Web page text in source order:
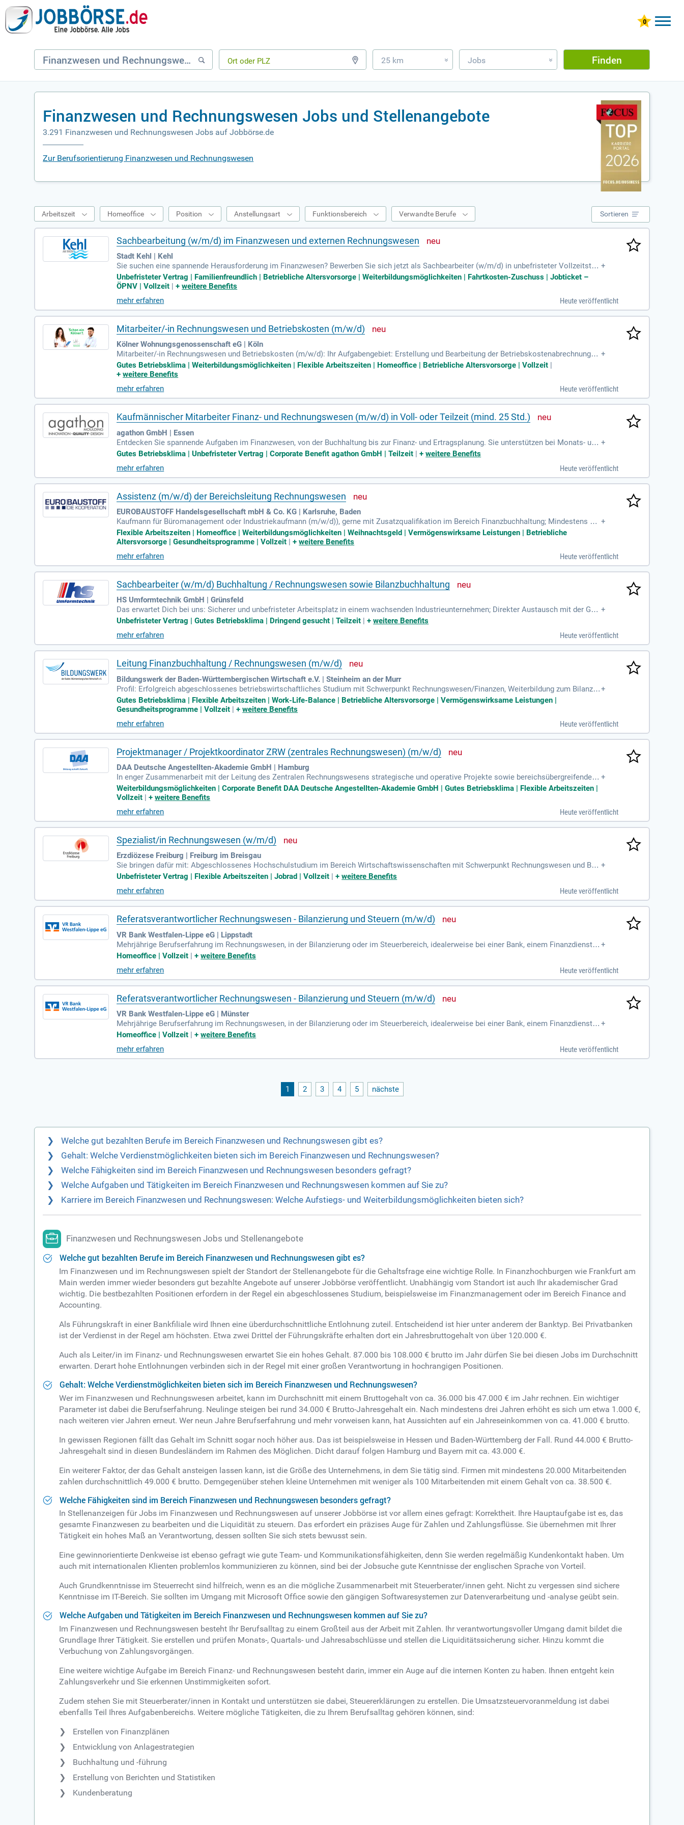
25 km » Jobs » Finden
Finanzwesen und Rechnungswesen Jobs und Stellenangebote
3.291 Finanzwesen und Rechnungswesen Jobs auf Jobbörse.de
Zur Berufsorientierung Finanzwesen und Rechnungswesen
Arbeitszeit Homeoffice Position Anstellungsart Funktionsbereich Verwandte Berufe Sortieren
Sachbearbeitung (w/m/d) im Finanzwesen und externen Rechnungswesen
Stadt Kehl | Kehl
Sie suchen eine spannende Herausforderung im Finanzwesen? Bewerben Sie sich jetzt als Sachbearbeiter (w/m/d) in unbefristeter Vollzeitstell
e mit attraktiver Vergütung bis zu 65.187 € brutto jährlich! Profitieren Sie von familienfreundlichen Rahmenbedingungen, einer betrieblichen Alte
rsvorsorge und individueller Weiterbildung. Ihre Aufgaben umfassen die Mitwirkung bei Jahresabschlüssen und Wirtschaftsplänen sowie die An
erfolgreich abgeschlossenes betriebswirtschaftliches Studium oder eine Weiterbildung zum Bilanzbuchhalter.
+
Unbefristeter Vertrag | Familienfreundlich | Betriebliche Altersvorsorge | Weiterbildungsmöglichkeiten | Fahrtkosten-Zuschuss | Jobticket –
ÖPNV | Vollzeit |+weitere Benefits
mehr erfahren
Heute veröffentlicht
Mitarbeiter/-in Rechnungswesen und Betriebskosten (m/w/d)
Kölner Wohnungsgenossenschaft eG | Köln
Mitarbeiter/-in Rechnungswesen und Betriebskosten (m/w/d): Ihr Aufgabengebiet: Erstellung und Bearbeitung der Betriebskostenabrechnungen;
Betreuung und Bearbeitung von Mieteranfragen und Einsprüchen im Bereich der Betriebskosten; Durchführung des Forderungsmanagements
+
Gutes Betriebsklima | Weiterbildungsmöglichkeiten | Flexible Arbeitszeiten | Homeoffice | Betriebliche Altersvorsorge | Vollzeit
+weitere Benefits
mehr erfahren
Heute veröffentlicht
Kaufmännischer Mitarbeiter Finanz- und Rechnungswesen (m/w/d) in Voll- oder Teilzeit (mind. 25 Std.)
agathon GmbH | Essen
Entdecken Sie spannende Aufgaben im Finanzwesen, von der Buchhaltung bis zur Finanz- und Ertragsplanung. Sie unterstützen bei Monats- und
Jahresabschlüssen und helfen bei der Weiterentwicklung unseres ERP-Systems. Für diese Position benötigen Sie eine kaufmännische Ausbild
ung oder eine vergleichbare Qualifikation im Rechnungswesen. Berufserfahrung ist erforderlich, und eine Weiterbildung zum Bilanzbuchhalter is
t von Vorteil. Sie profitieren von einem unbefristeten Arbeitsvertrag, Corporate Benefits und modernen Arbeitsplätzen. Freuen Sie sich auf eine
offene Unternehmenskultur mit flachen Hierarchien und schnellen Entscheidungswegen.
+
Gutes Betriebsklima | Unbefristeter Vertrag | Corporate Benefit agathon GmbH | Teilzeit |+weitere Benefits
mehr erfahren
Heute veröffentlicht
Assistenz (m/w/d) der Bereichsleitung Rechnungswesen
EUROBAUSTOFF Handelsgesellschaft mbH & Co. KG | Karlsruhe, Baden
Kaufmann für Büromanagement oder Industriekaufmann (m/w/d)), gerne mit Zusatzqualifikation im Bereich Finanzbuchhaltung; Mindestens 3-5
Jahre Berufserfahrung in einer vergleichbaren Position; Verständnis für buchhalterische Zusammenhänge und den Jahresabschlussprozess
+
Flexible Arbeitszeiten | Homeoffice | Weiterbildungsmöglichkeiten | Weihnachtsgeld | Vermögenswirksame Leistungen | Betriebliche
Altersvorsorge | Gesundheitsprogramme | Vollzeit |+weitere Benefits
mehr erfahren
Heute veröffentlicht
Sachbearbeiter (w/m/d) Buchhaltung / Rechnungswesen sowie Bilanzbuchhaltung
HS Umformtechnik GmbH | Grünsfeld
Das erwartet Dich bei uns: Sicherer und unbefristeter Arbeitsplatz in einem wachsenden Industrieunternehmen; Direkter Austausch mit der Ges
chäftsleitung und kurze Entscheidungswege; Verantwortungsvolle Aufgaben im Rechnungswesen; Klare Strukturen und
+
Unbefristeter Vertrag | Gutes Betriebsklima | Dringend gesucht | Teilzeit |+weitere Benefits
mehr erfahren
Heute veröffentlicht
Leitung Finanzbuchhaltung / Rechnungswesen (m/w/d)
Bildungswerk der Baden-Württembergischen Wirtschaft e.V. | Steinheim an der Murr
Profil: Erfolgreich abgeschlossenes betriebswirtschaftliches Studium mit Schwerpunkt Rechnungswesen/Finanzen, Weiterbildung zum Bilanzb
uchhalter (m/w/d) oder eine vergleichbare Qualifikation; Mehrjährige Berufserfahrung in der Finanzbuchhaltung; Erfahrung
+
Gutes Betriebsklima | Flexible Arbeitszeiten | Work-Life-Balance | Betriebliche Altersvorsorge | Vermögenswirksame Leistungen |
Gesundheitsprogramme | Vollzeit |+weitere Benefits
mehr erfahren
Heute veröffentlicht
Projektmanager / Projektkoordinator ZRW (zentrales Rechnungswesen) (m/w/d)
DAA Deutsche Angestellten-Akademie GmbH | Hamburg
In enger Zusammenarbeit mit der Leitung des Zentralen Rechnungswesens strategische und operative Projekte sowie bereichsübergreifende M
aßnahmen plant, steuert und überwacht, als zentrale Schnittstelle zwischen Rechnungswesen, Fachbereichen, IT und weiteren
+
Weiterbildungsmöglichkeiten | Corporate Benefit DAA Deutsche Angestellten-Akademie GmbH | Gutes Betriebsklima | Flexible Arbeitszeiten |
Vollzeit |+weitere Benefits
mehr erfahren
Heute veröffentlicht
Spezialist/in Rechnungswesen (w/m/d)
Erzdiözese Freiburg | Freiburg im Breisgau
Sie bringen dafür mit: Abgeschlossenes Hochschulstudium im Bereich Wirtschaftswissenschaften mit Schwerpunkt Rechnungswesen und Bila
nzierung ALTERNATIV; Abschluss Bilanzbuchhaltung oder vergleichbare Qualifikation; Erfahrung im Bereich Finanz- und Rechnungswesen
+
Unbefristeter Vertrag | Flexible Arbeitszeiten | Jobrad | Vollzeit |+weitere Benefits
mehr erfahren
Heute veröffentlicht
Referatsverantwortlicher Rechnungswesen - Bilanzierung und Steuern (m/w/d)
VR Bank Westfalen-Lippe eG | Lippstadt
Mehrjährige Berufserfahrung im Rechnungswesen, in der Bilanzierung oder im Steuerbereich, idealerweise bei einer Bank, einem Finanzdienstlei
ster, einer Wirtschaftsprüfungsgesellschaft oder Steuerberatungskanzlei.
+
Homeoffice | Vollzeit |+weitere Benefits
mehr erfahren
Heute veröffentlicht
Referatsverantwortlicher Rechnungswesen - Bilanzierung und Steuern (m/w/d)
VR Bank Westfalen-Lippe eG | Münster
Mehrjährige Berufserfahrung im Rechnungswesen, in der Bilanzierung oder im Steuerbereich, idealerweise bei einer Bank, einem Finanzdienstlei
ster, einer Wirtschaftsprüfungsgesellschaft oder Steuerberatungskanzlei.
+
Homeoffice | Vollzeit |+weitere Benefits
mehr erfahren
Heute veröffentlicht
1 2 3 4 5 nächste
Welche gut bezahlten Berufe im Bereich Finanzwesen und Rechnungswesen gibt es?
Gehalt: Welche Verdienstmöglichkeiten bieten sich im Bereich Finanzwesen und Rechnungswesen?
Welche Fähigkeiten sind im Bereich Finanzwesen und Rechnungswesen besonders gefragt?
Welche Aufgaben und Tätigkeiten im Bereich Finanzwesen und Rechnungswesen kommen auf Sie zu?
Karriere im Bereich Finanzwesen und Rechnungswesen: Welche Aufstiegs- und Weiterbildungsmöglichkeiten bieten sich?
Finanzwesen und Rechnungswesen Jobs und Stellenangebote
Welche gut bezahlten Berufe im Bereich Finanzwesen und Rechnungswesen gibt es?
Im Finanzwesen und im Rechnungswesen spielt der Standort der Stellenangebote für die Gehaltsfrage eine wichtige Rolle. In Finanzhochburgen wie Frankfurt am
Main werden immer wieder besonders gut bezahlte Angebote auf unserer Jobbörse veröffentlicht. Unabhängig vom Standort ist auch Ihr akademischer Grad
wichtig. Die bestbezahlten Positionen erfordern in der Regel ein abgeschlossenes Studium, beispielsweise im Finanzmanagement oder im Bereich Finance and
Accounting.
Als Führungskraft in einer Bankfiliale wird Ihnen eine überdurchschnittliche Entlohnung zuteil. Entscheidend ist hier unter anderem der Banktyp. Bei Privatbanken
ist der Verdienst in der Regel am höchsten. Etwa zwei Drittel der Führungskräfte erhalten dort ein Jahresbruttogehalt von über 120.000 €.
Auch als Leiter/in im Finanz- und Rechnungswesen erwartet Sie ein hohes Gehalt. 87.000 bis 108.000 € brutto im Jahr dürfen Sie bei diesen Jobs im Durchschnitt
erwarten. Derart hohe Entlohnungen verbinden sich in der Regel mit einer großen Verantwortung in hochrangigen Positionen.
Gehalt: Welche Verdienstmöglichkeiten bieten sich im Bereich Finanzwesen und Rechnungswesen?
Wer im Finanzwesen und Rechnungswesen arbeitet, kann im Durchschnitt mit einem Bruttogehalt von ca. 36.000 bis 47.000 € im Jahr rechnen. Ein wichtiger
Parameter ist dabei die Berufserfahrung. Neulinge steigen bei rund 34.000 € Brutto-Jahresgehalt ein. Nach mindestens drei Jahren erhöht es sich um etwa 1.000 €,
nach weiteren vier Jahren erneut. Wer neun Jahre Berufserfahrung und mehr vorweisen kann, hat Aussichten auf ein Jahreseinkommen von ca. 41.000 € brutto.
In gewissen Regionen fällt das Gehalt im Schnitt sogar noch höher aus. Das ist beispielsweise in Hessen und Baden-Württemberg der Fall. Rund 44.000 € Brutto-
Jahresgehalt sind in diesen Bundesländern im Rahmen des Möglichen. Dicht darauf folgen Hamburg und Bayern mit ca. 43.000 €.
Ein weiterer Faktor, der das Gehalt ansteigen lassen kann, ist die Größe des Unternehmens, in dem Sie tätig sind. Firmen mit mindestens 20.000 Mitarbeitenden
zahlen durchschnittlich 49.000 € brutto. Demgegenüber stehen kleine Unternehmen mit weniger als 100 Mitarbeitenden mit einem Gehalt von ca. 38.500 €.
Welche Fähigkeiten sind im Bereich Finanzwesen und Rechnungswesen besonders gefragt?
In Stellenanzeigen für Jobs im Finanzwesen und Rechnungswesen auf unserer Jobbörse ist vor allem eines gefragt: Korrektheit. Ihre Hauptaufgabe ist es, das
gesamte Finanzwesen zu bearbeiten und die Liquidität zu steuern. Das erfordert ein präzises Auge für Zahlen und Zahlungsflüsse. Sie übernehmen mit Ihrer
Tätigkeit ein hohes Maß an Verantwortung, dessen sollten Sie sich stets bewusst sein.
Eine gewinnorientierte Denkweise ist ebenso gefragt wie gute Team- und Kommunikationsfähigkeiten, denn Sie werden regelmäßig Kundenkontakt haben. Um
auch mit internationalen Klienten problemlos kommunizieren zu können, sind bei der Jobsuche gute Kenntnisse der englischen Sprache von Vorteil.
Auch Grundkenntnisse im Steuerrecht sind hilfreich, wenn es an die mögliche Zusammenarbeit mit Steuerberater/innen geht. Nicht zu vergessen sind sichere
Kenntnisse im IT-Bereich. Sie sollten im Umgang mit Microsoft Office sowie den gängigen Softwaresystemen zur Datenverarbeitung und -analyse geübt sein.
Welche Aufgaben und Tätigkeiten im Bereich Finanzwesen und Rechnungswesen kommen auf Sie zu?
Im Finanzwesen und Rechnungswesen besteht Ihr Berufsalltag zu einem Großteil aus der Arbeit mit Zahlen. Ihr verantwortungsvoller Umgang damit bildet die
Grundlage Ihrer Tätigkeit. Sie erstellen und prüfen Monats-, Quartals- und Jahresabschlüsse und stellen die Liquiditätssicherung sicher. Hinzu kommt die
Verbuchung von Zahlungsvorgängen.
Eine weitere wichtige Aufgabe im Bereich Finanz- und Rechnungswesen besteht darin, immer ein Auge auf die internen Konten zu haben. Ihnen entgeht kein
Zahlungsverkehr und Sie erkennen Unstimmigkeiten sofort.
Zudem stehen Sie mit Steuerberater/innen in Kontakt und unterstützen sie dabei, Steuererklärungen zu erstellen. Die Umsatzsteuervoranmeldung ist dabei
ebenfalls Teil Ihres Aufgabenbereichs. Weitere mögliche Tätigkeiten, die zu Ihrem Berufsalltag gehören können, sind:
Erstellen von Finanzplänen
Entwicklung von Anlagestrategien
Buchhaltung und -führung
Erstellung von Berichten und Statistiken
Kundenberatung